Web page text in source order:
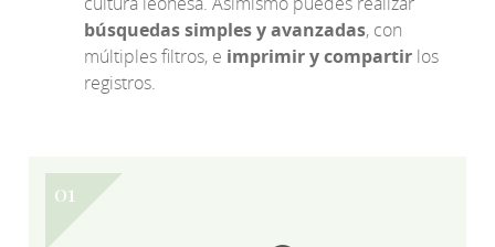
búsquedas simples y avanzadas, con
múltiples filtros, e imprimir y compartir los
registros.